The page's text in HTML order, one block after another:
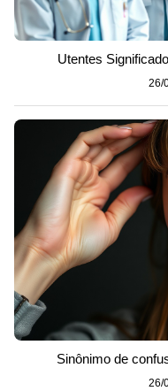
Utentes
26/
Sinônimo de
26/